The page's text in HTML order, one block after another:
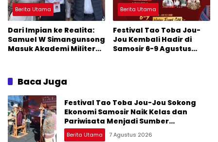
Berita Utama
Dari Impian ke Realita:
Samuel W Simangunsong
Masuk Akademi Militer
Berita Utama
Festival Tao Toba Jou-
Jou Kembali Hadir di
Samosir 6-9 Agustus
Baca Juga
Festival Tao Toba Jou-Jou Sokong
Ekonomi Samosir Naik Kelas dan
Pariwisata Menjadi Sumber
Pertumbuhan Ekonomi Baru
Berita Utama 7 Agustus 2026